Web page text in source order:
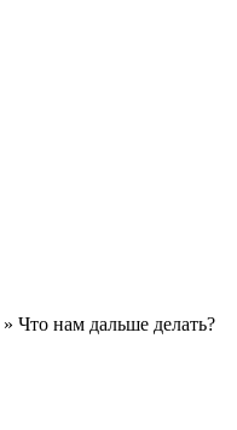
» Что нам дальше делать?